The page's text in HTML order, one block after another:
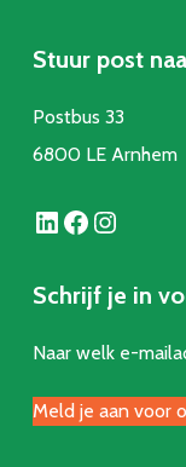
Stuur post
Postbus 33
6800 LE Arnhem
LinkedIn Facebook Instagram
Schrijf je in
Naar welk e-
Meld je aan voor